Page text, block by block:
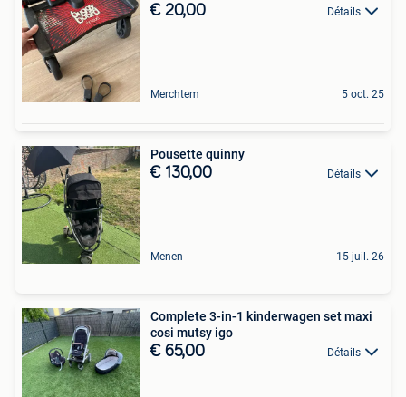
€ 20,00 Détails
Merchtem 5 oct. 25
Pousette quinny
€ 130,00 Détails
Menen 15 juil. 26
Complete 3-in-1 kinderwagen set maxi
cosi mutsy igo
€ 65,00 Détails